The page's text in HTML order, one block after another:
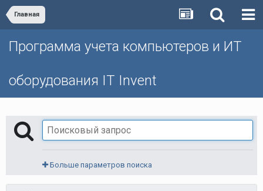
Главная
Программа учета компьютеров и ИТ
оборудования IT Invent
Больше параметров поиска